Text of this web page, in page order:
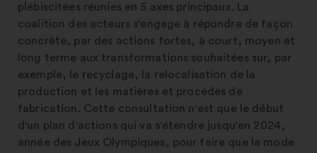
plébiscitées réunies en 5 axes principaux. La
coalition des acteurs s'engage à répondre de façon
concrète, par des actions fortes, à court, moyen et
long terme aux transformations souhaitées sur, par
exemple, le recyclage, la relocalisation de la
production et les matières et procédés de
fabrication. Cette consultation n'est que le début
d'un plan d'actions qui va s'étendre jusqu'en 2024,
année des Jeux Olympiques, pour faire que la mode